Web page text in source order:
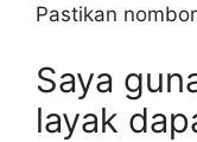
Pastikan
Saya
layak